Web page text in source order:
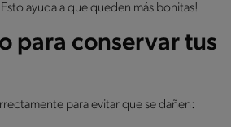
ayuda a que queden más bonitas!
para conservar tus
para evitar que se dañen: